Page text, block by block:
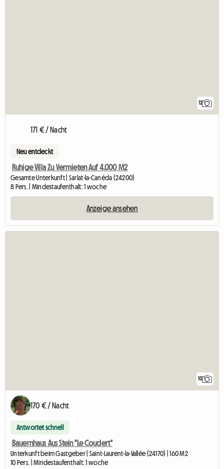
12
171 € / Nacht
Neu entdeckt
Ruhige Villa Zu Vermieten Auf 4.000 M2
Gesamte Unterkunft | Sarlat-la-Canéda (24200)
8 Pers. | Mindestaufenthalt: 1 woche
Anzeige ansehen
10
170 € / Nacht
Antwortet schnell
Bauernhaus Aus Stein "Le Coudert"
Unterkunft beim Gastgeber | Saint-Laurent-la-Vallée (24170) | 160 M2
10 Pers. | Mindestaufenthalt: 1 woche